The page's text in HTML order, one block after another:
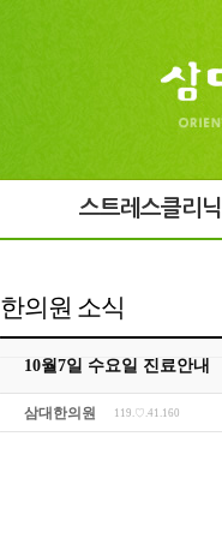
스트레스클리닉
한의원 소식
10월7일 수요일 진료안내
삼대한의원 119.♡.41.160